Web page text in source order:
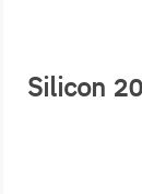
المجالات المتاحة في برنامج التدريب الصيفي من شركة سيليكون مايند لعام 2026 Silicon